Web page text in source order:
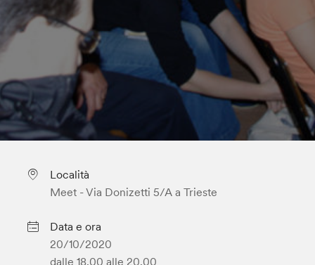
Località
Meet - Via Donizetti 5/A a Trieste
Data e ora
20/10/2020
dalle 18.00 alle 20.00